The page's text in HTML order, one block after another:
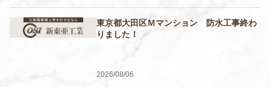
東京都大田区Ｍマンション 防水工事終わ
りました！
2026/08/06